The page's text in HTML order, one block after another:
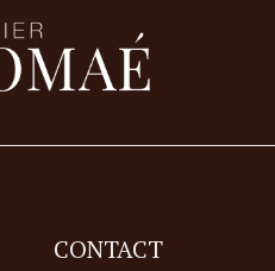
CONTACT